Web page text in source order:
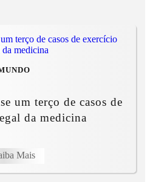
um terço de casos de
da medicina
Mais